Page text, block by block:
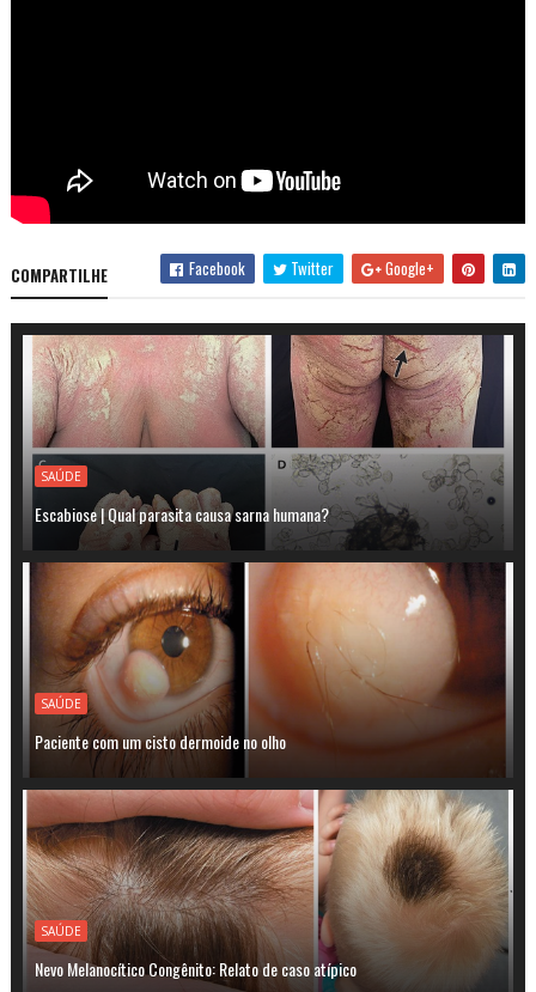
COMPARTILHE Facebook Twitter Google+
SAÚDE
Escabiose | Qual parasita causa sarna humana?
SAÚDE
Paciente com um cisto dermoide no olho
SAÚDE
Nevo Melanocítico Congênito: Relato de caso atípico